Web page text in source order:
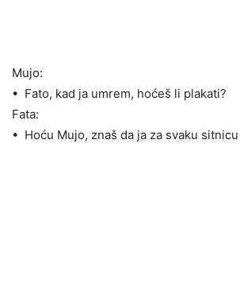
Mujo:
• Fato, kad ja umrem, hoćeš li plakati?
Fata:
• Hoću Mujo, znaš da ja za svaku